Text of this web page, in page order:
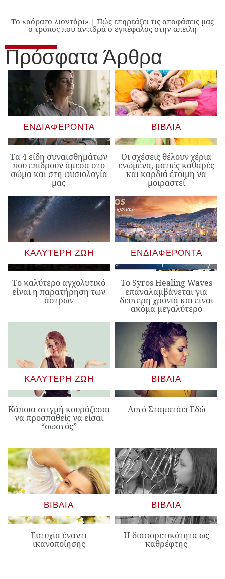
Το «αόρατο λιοντάρι» | Πώς επηρεάζει τις αποφάσεις μας
ο τρόπος που αντιδρά ο εγκέφαλος στην απειλή
Πρόσφατα Άρθρα
ΕΝΔΙΑΦΈΡΟΝΤΑ
Τα 4 είδη συναισθημάτων
που επιδρούν άμεσα στο
σώμα και στη φυσιολογία
μας
ΒΙΒΛΊΑ
Οι σχέσεις θέλουν χέρια
ενωμένα, ματιές καθαρές
και καρδιά έτοιμη να
μοιραστεί
ΚΑΛΎΤΕΡΗ ΖΩΉ
Το καλύτερο αγχολυτικό
είναι η παρατήρηση των
άστρων
ΕΝΔΙΑΦΈΡΟΝΤΑ
Το Syros Healing Waves
επαναλαμβάνεται για
δεύτερη χρονιά και είναι
ακόμα μεγαλύτερο
ΚΑΛΎΤΕΡΗ ΖΩΉ
Κάποια στιγμή κουράζεσαι
να προσπαθείς να είσαι
“σωστός”
ΒΙΒΛΊΑ
Αυτό Σταματάει Εδώ
ΒΙΒΛΊΑ
Ευτυχία έναντι
ικανοποίησης
ΒΙΒΛΊΑ
Η διαφορετικότητα ως
καθρέφτης